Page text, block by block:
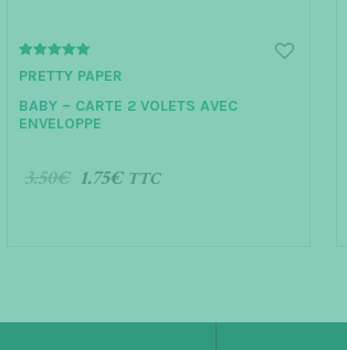
5.00
out of 5
PRETTY PAPER
BABY – CARTE 2 VOLETS AVEC
ENVELOPPE
3.50€ 1.75€ TTC